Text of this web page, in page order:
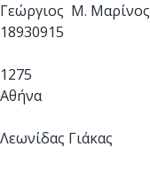
Γεώργιος  Μ. Μαρίνος
18930915
1275
Αθήνα
Λεωνίδας Γιάκας